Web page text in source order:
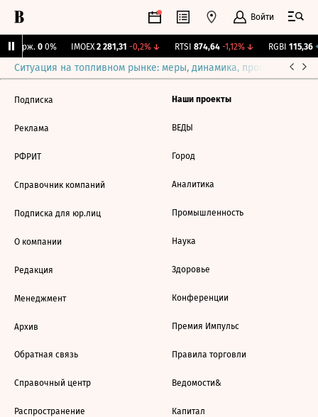
Войти
Бирж. 0 0% IMOEX 2 281,31 -0,2%↓ RTSI 874,64 -1,12%↓ RGBI 115,36
Ситуация на топливном рынке: меры, динамика, прогнозы
Подписка
Реклама
РФРИТ
Справочник компаний
Подписка для юр.лиц
О компании
Редакция
Менеджмент
Архив
Обратная связь
Справочный центр
Распространение
Наши проекты
ВЕДЫ
Город
Аналитика
Промышленность
Наука
Здоровье
Конференции
Премия Импульс
Правила торговли
Ведомости&
Капитал